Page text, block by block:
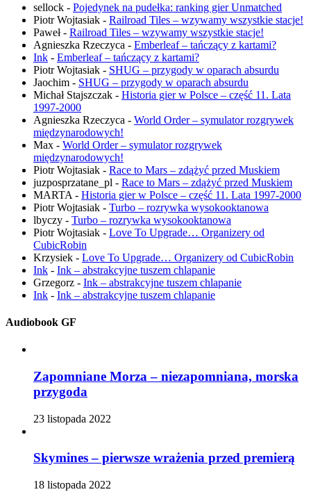
sellock - Pojedynek na pudełka: ranking gier Unmatched
Piotr Wojtasiak - Railroad Tiles – wzywamy wszystkie stacje!
Paweł- Railroad Tiles – wzywamy wszystkie stacje!
Agnieszka Rzeczyca - Emberleaf – tańczący z kartami?
Ink - Emberleaf – tańczący z kartami?
Piotr Wojtasiak - SHUG – przygody w oparach absurdu
Jaochim - SHUG – przygody w oparach absurdu
Michał Stajszczak - Historia gier w Polsce – część 11. Lata
1997-2000
Agnieszka Rzeczyca - World Order – symulator rozgrywek
międzynarodowych!
Max - World Order – symulator rozgrywek
międzynarodowych!
Piotr Wojtasiak - Race to Mars – zdążyć przed Muskiem
juzposprzatane_pl - Race to Mars – zdążyć przed Muskiem
MARTA - Historia gier w Polsce – część 11. Lata 1997-2000
Piotr Wojtasiak - Turbo – rozrywka wysokooktanowa
lbyczy - Turbo – rozrywka wysokooktanowa
Piotr Wojtasiak - Love To Upgrade… Organizery od
CubicRobin
Krzysiek - Love To Upgrade… Organizery od CubicRobin
Ink - Ink – abstrakcyjne tuszem chlapanie
Grzegorz - Ink – abstrakcyjne tuszem chlapanie
Ink - Ink – abstrakcyjne tuszem chlapanie
Audiobook GF
Zapomniane Morza – niezapomniana, morska
przygoda
23 listopada 2022
Skymines – pierwsze wrażenia przed premierą
18 listopada 2022